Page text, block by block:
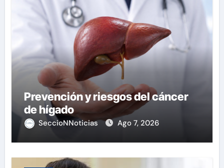
Prevención y riesgos del cáncer
de hígado
SeccioNNoticias Ago 7, 2026